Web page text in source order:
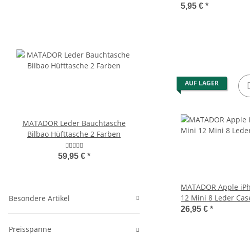
Schwarz
5,95 € *
AUF LAGER
MATADOR Apple
12 Mini 8 Leder
Schwarz
26,95 € *
MATADOR Leder Bauchtasche
Bilbao Hüfttasche 2 Farben
59,95 € *
MATADOR VICIO Profi-
Leder Kellner Geldbörse mit
Besondere Artikel
Preisspanne